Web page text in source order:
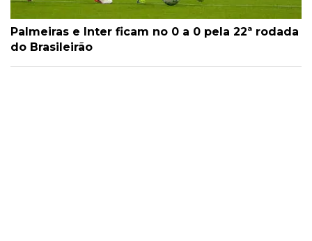
Palmeiras e Inter ficam no 0 a 0 pela 22ª rodada
do Brasileirão